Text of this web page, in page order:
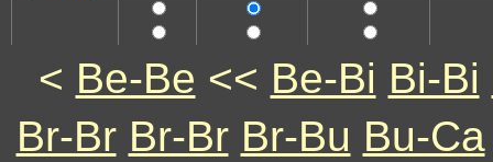
< Be-Be << Be-Bi Bi-Bi
Br-Br Br-Br Br-Bu Bu-Ca